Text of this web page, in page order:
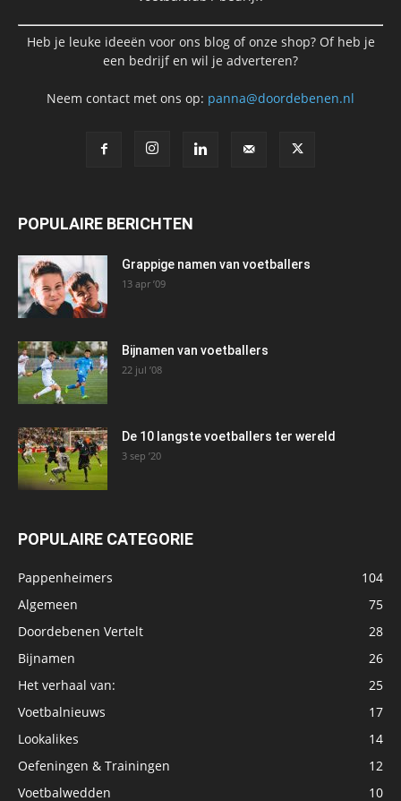
Heb je leuke ideeën voor ons blog of onze shop? Of heb je
een bedrijf en wil je adverteren?
Neem contact met ons op: panna@doordebenen.nl
POPULAIRE BERICHTEN
Grappige namen van voetballers
13 apr ’09
Bijnamen van voetballers
22 jul ’08
De 10 langste voetballers ter wereld
3 sep ’20
POPULAIRE CATEGORIE
Pappenheimers
104
Algemeen
75
Doordebenen Vertelt
28
Bijnamen
26
Het verhaal van:
25
Voetbalnieuws
17
Lookalikes
14
Oefeningen & Trainingen
12
Voetbalwedden
10